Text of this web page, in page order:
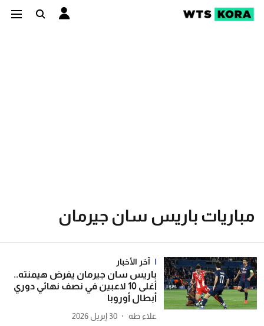
مباريات باريس سان جيرمان
آخر الأخبار
باريس سان جيرمان يفرض هيمنته..
أغلى 10 لاعبين في نصف نهائي دوري
أبطال أوروبا
علاء طه 30 إبريل 2026